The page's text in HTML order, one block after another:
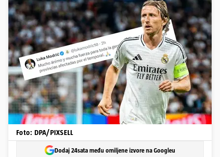
Foto: DPA/PIXSELL
Dodaj 24sata među omiljene izvore na Googleu